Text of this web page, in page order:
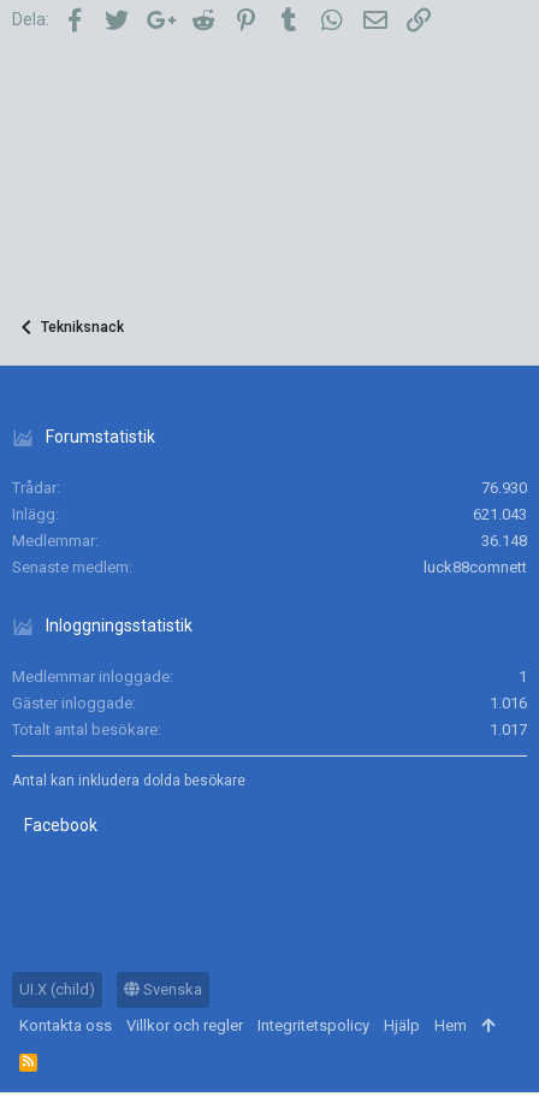
Dela: FacebookTwitterGoogle+
Reddit PinterestTumblr WhatsApp
E-postLänk
Tekniksnack
Forumstatistik
Trådar
76.930
Inlägg
621.043
Medlemmar
36.148
Senaste medlem
luck88comnett
Inloggningsstatistik
Medlemmar inloggade
1
Gäster inloggade
1.016
Totalt antal besökare
1.017
Antal kan inkludera dolda besökare
Facebook
UI.X (child)
Svenska
Kontakta oss
Villkor och regler Integritetspolicy Hjälp Hem
R
S
S